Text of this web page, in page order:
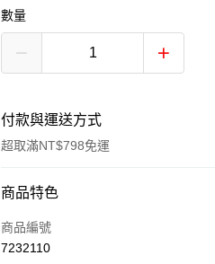
數量
付款與運送方式
超取滿NT$798免運
付款方式
信用卡一次付款
商品特色
商品編號
7232110